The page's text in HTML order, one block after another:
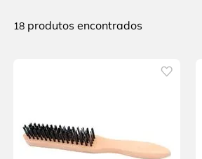
18 produtos